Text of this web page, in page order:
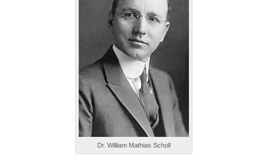
Dr. William Mathias Scholl